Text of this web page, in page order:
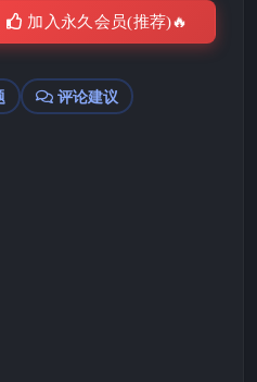
加入永久会员(推荐)🔥
评论建议